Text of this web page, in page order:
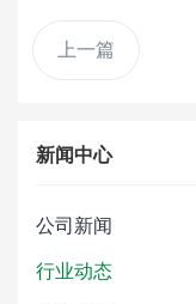
上一篇
新闻中心
公司新闻
行业动态